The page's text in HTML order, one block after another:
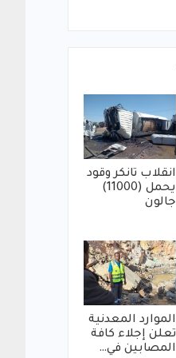
انقلاب تانكر وقود
يحمل (11000)
جالون
الموارد المعدنية
تعلن إجلاء كافة
المصابين في…